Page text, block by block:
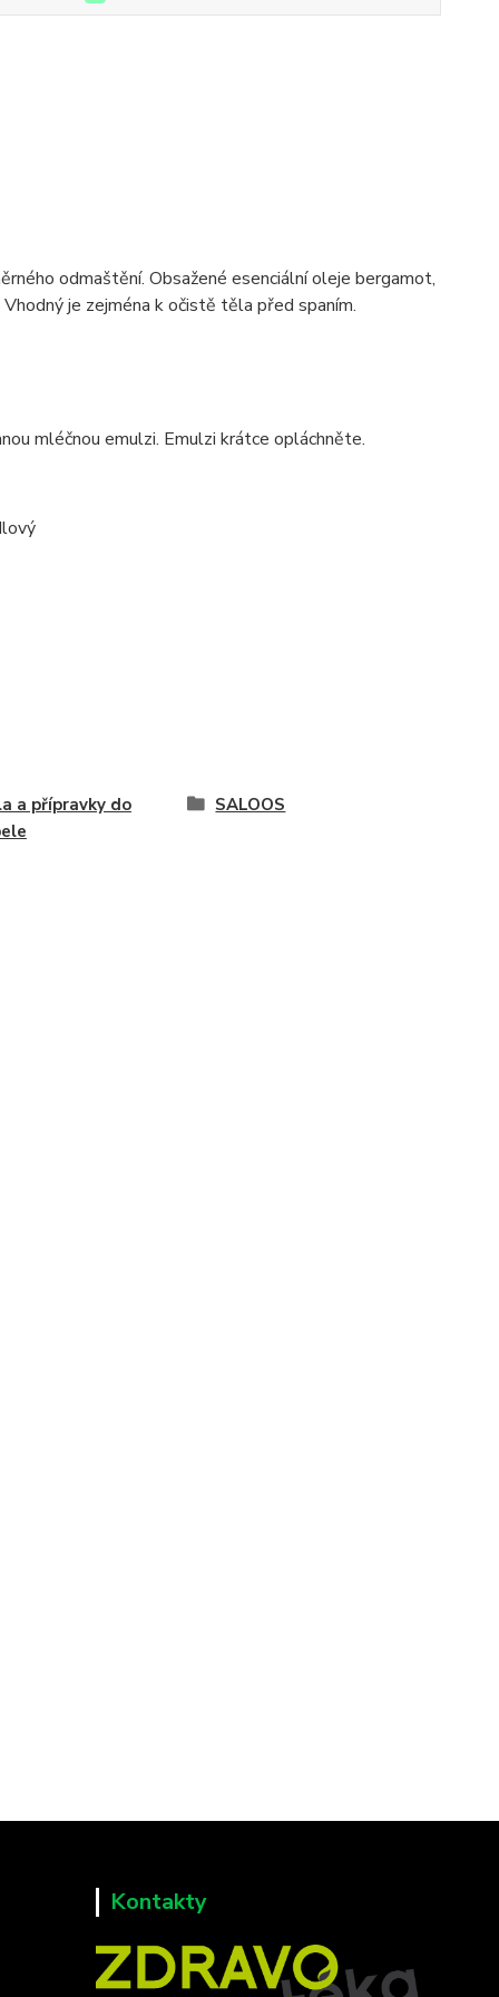
odmaštění. Obsažené esenciální oleje bergamot,
je zejména k očistě těla před spaním.
mléčnou emulzi. Emulzi krátce opláchněte.
a přípravky do
SALOOS
Kontakty